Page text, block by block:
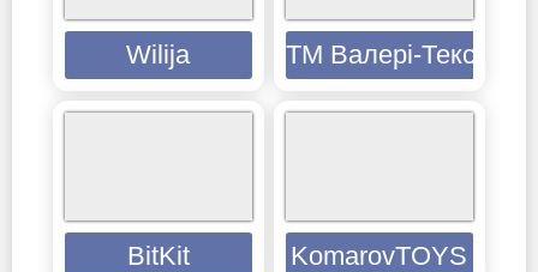
Wilija ТМ Валері-Текс
BitKit KomarovTOYS